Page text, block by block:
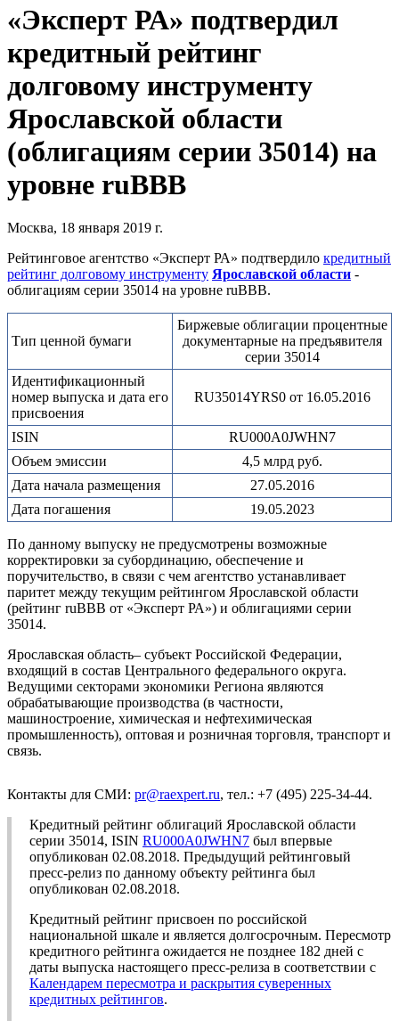
«Эксперт РА» подтвердил
кредитный рейтинг
долговому инструменту
Ярославской области
(облигациям серии 35014) на
уровне ruВВВ
Москва, 18 января 2019 г.
Рейтинговое агентство «Эксперт РА» подтвердило кредитный
рейтинг долговому инструменту Ярославской области -
облигациям серии 35014 на уровне ruВВВ.
Тип ценной бумаги
Биржевые облигации процентные
документарные на предъявителя
серии 35014
Идентификационный
номер выпуска и дата его
присвоения
RU35014YRS0 от 16.05.2016
ISIN
RU000A0JWHN7
Объем эмиссии
4,5 млрд руб.
Дата начала размещения
27.05.2016
Дата погашения
19.05.2023
По данному выпуску не предусмотрены возможные
корректировки за субординацию, обеспечение и
поручительство, в связи с чем агентство устанавливает
паритет между текущим рейтингом Ярославской области
(рейтинг ruBBB от «Эксперт РА») и облигациями серии
35014.
Ярославская область– субъект Российской Федерации,
входящий в состав Центрального федерального округа.
Ведущими секторами экономики Региона являются
обрабатывающие производства (в частности,
машиностроение, химическая и нефтехимическая
промышленность), оптовая и розничная торговля, транспорт и
связь.
Контакты для СМИ: pr@raexpert.ru, тел.: +7 (495) 225-34-44.
Кредитный рейтинг облигаций Ярославской области
серии 35014, ISIN RU000A0JWHN7 был впервые
опубликован 02.08.2018. Предыдущий рейтинговый
пресс-релиз по данному объекту рейтинга был
опубликован 02.08.2018.
Кредитный рейтинг присвоен по российской
национальной шкале и является долгосрочным. Пересмотр
кредитного рейтинга ожидается не позднее 182 дней с
даты выпуска настоящего пресс-релиза в соответствии с
Календарем пересмотра и раскрытия суверенных
кредитных рейтингов.